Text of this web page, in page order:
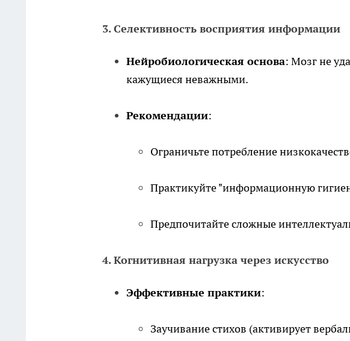
3. Селективность восприятия информации
Нейробиологическая основа: Мозг не
кажущиеся неважными.
Рекомендации:
Ограничьте потребление
Практикуйте "информационную
Предпочитайте сложные
4. Когнитивная нагрузка через искусство
Эффективные практики:
Заучивание стихов (активирует